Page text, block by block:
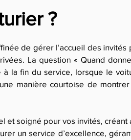
?
de gérer l’accueil des invités
La question « Quand
la fin du service, lorsque le
manière courtoise de
et soigné pour vos invités, créant
un service d’excellence,